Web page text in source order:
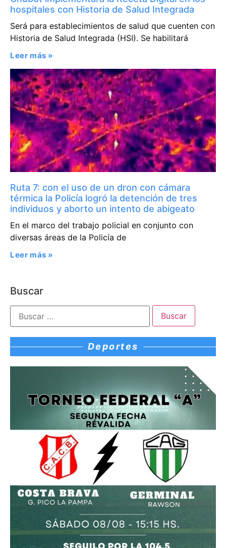
hospitales con Historia de Salud Integrada
Será para establecimientos de salud que cuenten con
Historia de Salud Integrada (HSI). Se habilitará
Leer más »
Ruta 7: con el uso de un dron con cámara
térmica la Policía logró la detención de tres
individuos y aborto un intento de abigeato
En el marco del trabajo policial en conjunto con
diversas áreas de la Policía de
Leer más »
Buscar
Deportes